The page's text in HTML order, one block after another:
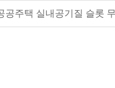
공주택 실내공기질 슬롯